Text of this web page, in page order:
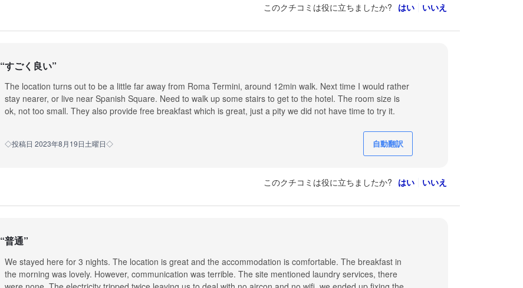
このクチコミは役に立ちましたか? はい いいえ
“すごく良い”
The location turns out to be a little far away from Roma Termini, around 12min walk. Next time I would rather
stay nearer, or live near Spanish Square. Need to walk up some stairs to get to the hotel. The room size is
ok, not too small. They also provide free breakfast which is great, just a pity we did not have time to try it.
◇投稿日 2023年8月19日土曜日◇ 自動翻訳
このクチコミは役に立ちましたか? はい いいえ
“普通”
We stayed here for 3 nights. The location is great and the accommodation is comfortable. The breakfast in
the morning was lovely. However, communication was terrible. The site mentioned laundry services, there